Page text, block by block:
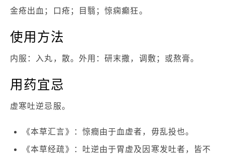
金疮出血；口疮；目翳；惊痫癫狂。
使用方法
内服：入丸，散。外用：研末撒，调敷；或熬膏。
用药宜忌
虚寒吐逆忌服。
《本草汇言》：惊癎由于血虚者，毋乱投也。
《本草经疏》：吐逆由于胃虚及因寒发吐者，皆不